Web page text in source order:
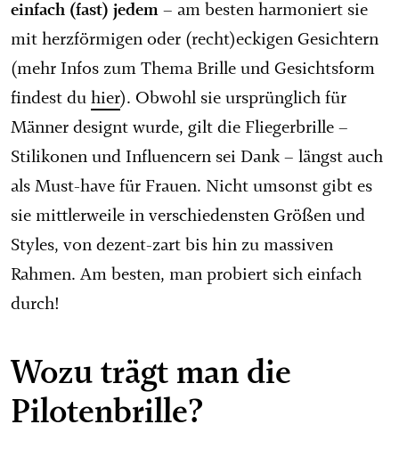
einfach (fast) jedem – am besten harmoniert sie
mit herzförmigen oder (recht)eckigen Gesichtern
(mehr Infos zum Thema Brille und Gesichtsform
findest du hier). Obwohl sie ursprünglich für
Männer designt wurde, gilt die Fliegerbrille –
Stilikonen und Influencern sei Dank – längst auch
als Must-have für Frauen. Nicht umsonst gibt es
sie mittlerweile in verschiedensten Größen und
Styles, von dezent-zart bis hin zu massiven
Rahmen. Am besten, man probiert sich einfach
durch!
Wozu trägt man die
Pilotenbrille?